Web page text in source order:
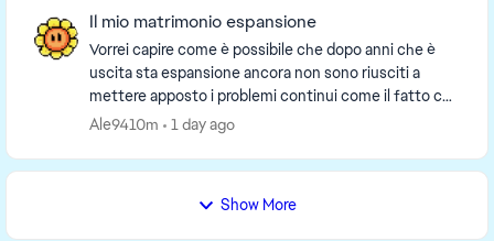
Il mio matrimonio espansione
Vorrei capire come è possibile che dopo anni che è
uscita sta espansione ancora non sono riusciti a
mettere apposto i problemi continui come il fatto che
Ale9410m 1 day ago
Show More